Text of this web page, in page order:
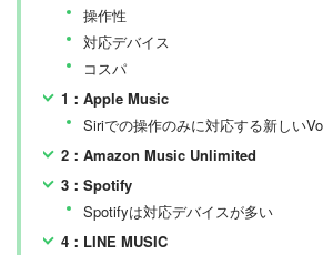
操作性
対応デバイス
コスパ
1：Apple Music
Siriでの操作のみに対応する新しい
2：Amazon Music Unlimited
3：Spotify
Spotifyは対応デバイスが多い
4：LINE MUSIC